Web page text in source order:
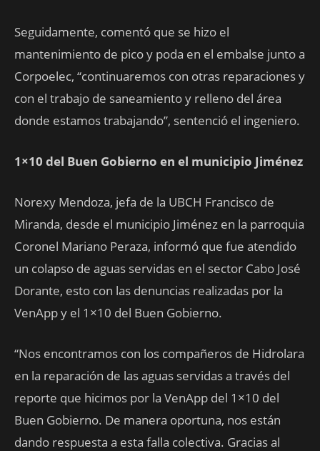
Seguidamente, comentó que se hizo el
mantenimiento de pico y poda en el embalse junto a
Corpoelec, “continuaremos con otras reparaciones y
con el trabajo de saneamiento y relleno del área
donde estamos trabajando”, sentenció el ingeniero.
1×10 del Buen Gobierno en el municipio Jiménez
Norexy Mendoza, jefa de la UBCH Francisco de
Miranda, desde el municipio Jiménez en la parroquia
Coronel Mariano Peraza, informó que fue atendido
un colapso de aguas servidas en el sector Cabo José
Dorante, esto con las denuncias realizadas por la
VenApp y el 1×10 del Buen Gobierno.
“Nos encontramos con los compañeros de Hidrolara
en la reparación de las aguas servidas a través del
reporte que hicimos por la VenApp del 1×10 del
Buen Gobierno. De manera oportuna, nos están
dando respuesta a esta falla colectiva. Gracias al